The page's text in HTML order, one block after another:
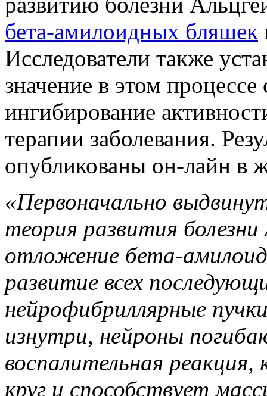
бета-амилоидных бляшек
Исследователи также
значение в этом
ингибирование
терапии заболевания.
опубликованы он-лайн в
«Первоначально
теория развития
отложение бета-
развитие всех
нейрофибриллярные
изнутри, нейроны
воспалительная
круг и способствует